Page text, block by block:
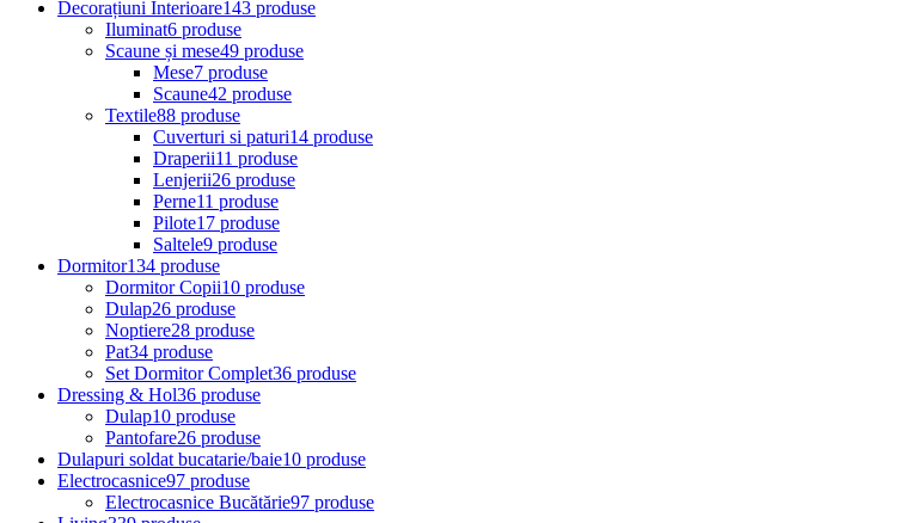
Decorațiuni Interioare143 produse
Iluminat6 produse
Scaune și mese49 produse
Mese7 produse
Scaune42 produse
Textile88 produse
Cuverturi si paturi14 produse
Draperii11 produse
Lenjerii26 produse
Perne11 produse
Pilote17 produse
Saltele9 produse
Dormitor134 produse
Dormitor Copii10 produse
Dulap26 produse
Noptiere28 produse
Pat34 produse
Set Dormitor Complet36 produse
Dressing & Hol36 produse
Dulap10 produse
Pantofare26 produse
Dulapuri soldat bucatarie/baie10 produse
Electrocasnice97 produse
Electrocasnice Bucătărie97 produse